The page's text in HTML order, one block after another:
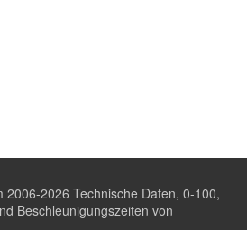
2006-2026 Technische Daten, 0-100,
Beschleunigungszeiten von